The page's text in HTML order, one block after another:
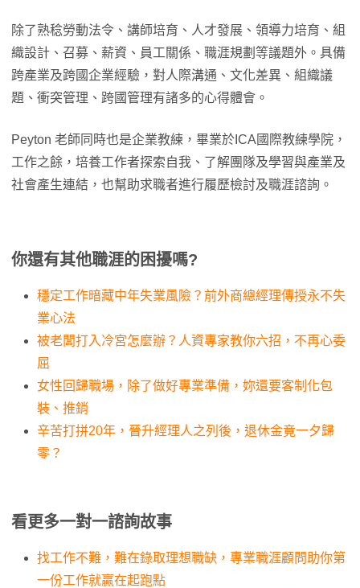
除了熟稔勞動法令、講師培育、人才發展、領導力培育、組
織設計、召募、薪資、員工關係、職涯規劃等議題外。具備
跨產業及跨國企業經驗，對人際溝通、文化差異、組織議
題、衝突管理、跨國管理有諸多的心得體會。
Peyton 老師同時也是企業教練，畢業於ICA國際教練學院，
工作之餘，培養工作者探索自我、了解團隊及學習與產業及
社會產生連結，也幫助求職者進行履歷檢討及職涯諮詢。
你還有其他職涯的困擾嗎?
穩定工作暗藏中年失業風險？前外商總經理傳授永不失
業心法
被老闆打入冷宮怎麼辦？人資專家教你六招，不再心委
屈
女性回歸職場，除了做好專業準備，妳還要客制化包
裝、推銷
辛苦打拼20年，晉升經理人之列後，退休金竟一夕歸
零？
看更多一對一諮詢故事
找工作不難，難在錄取理想職缺，專業職涯顧問助你第
一份工作就贏在起跑點